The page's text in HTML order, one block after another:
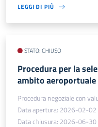
LEGGI DI PIÙ
STATO: CHIUSO
Procedura per la
ambito aeroportuale
Procedura negoziale con
Data apertura: 2026-02-
Data chiusura: 2026-06-